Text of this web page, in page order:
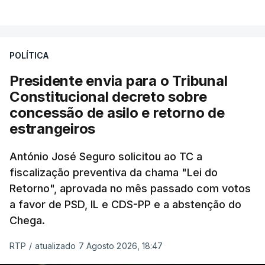
sistema mais simples, mais justo e transparente".
"Sempre que seja possível reduzir burocracias,
eliminar sobreposições e garantir que os apoios
chegam a quem mais necessita, estaremos a dar
um passo na direção certa", argumenta o
Presidente da República.
Assegurar que "ninguém é
prejudicado"
POLÍTICA
Presidente envia para o Tribunal
Constitucional decreto sobre
concessão de asilo e retorno de
estrangeiros
António José Seguro solicitou ao TC a
fiscalização preventiva da chama "Lei do
Retorno", aprovada no mês passado com votos
a favor de PSD, IL e CDS-PP e a abstenção do
Chega.
RTP / atualizado 7 Agosto 2026, 18:47